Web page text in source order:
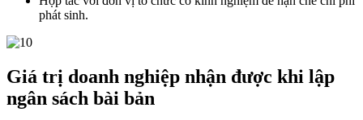
phát sinh.
Giá trị doanh nghiệp nhận được khi lập
ngân sách bài bản